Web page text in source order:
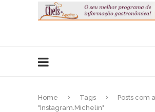
Home Tags
Posts com
"Instagram.Michelin"